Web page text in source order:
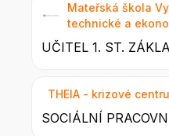
Mateřská škola
technické a
UČITEL 1. ST.
THEIA - krizové
SOCIÁLNÍ